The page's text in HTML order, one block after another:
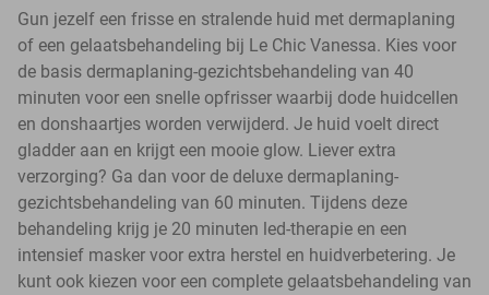
Gun jezelf een frisse en stralende huid met dermaplaning
of een gelaatsbehandeling bij Le Chic Vanessa. Kies voor
de basis dermaplaning-gezichtsbehandeling van 40
minuten voor een snelle opfrisser waarbij dode huidcellen
en donshaartjes worden verwijderd. Je huid voelt direct
gladder aan en krijgt een mooie glow. Liever extra
verzorging? Ga dan voor de deluxe dermaplaning-
gezichtsbehandeling van 60 minuten. Tijdens deze
behandeling krijg je 20 minuten led-therapie en een
intensief masker voor extra herstel en huidverbetering. Je
kunt ook kiezen voor een complete gelaatsbehandeling van